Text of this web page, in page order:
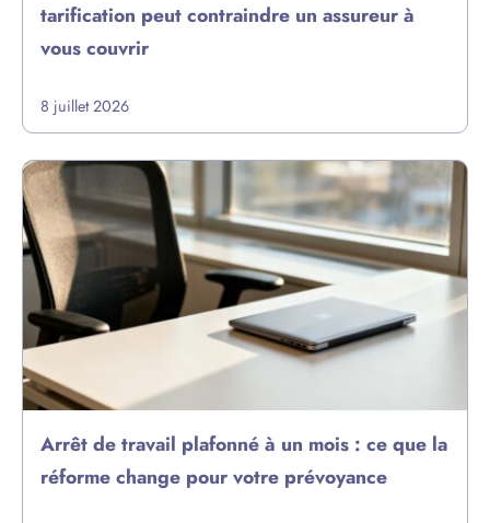
tarification peut contraindre un assureur à
vous couvrir
8 juillet 2026
Arrêt de travail plafonné à un mois : ce que la
réforme change pour votre prévoyance